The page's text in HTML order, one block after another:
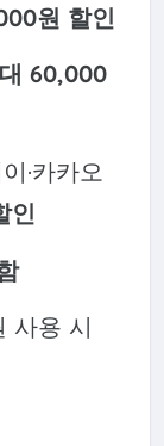
원 할인
60,000
·카카오
인
사용 시